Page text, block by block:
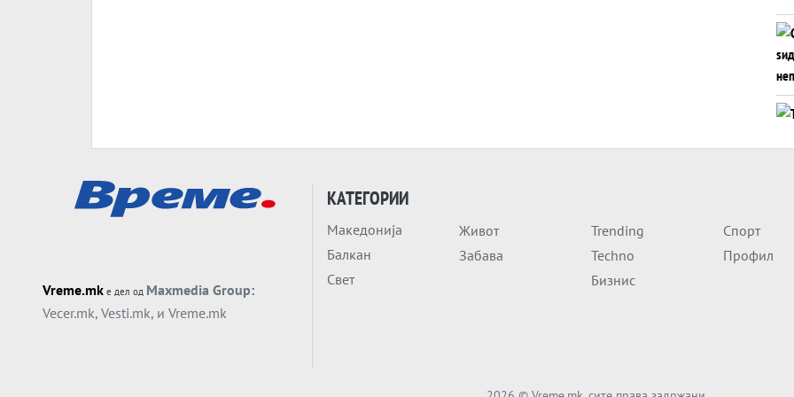
Vreme.mk е дел од Maxmedia Group:
Vecer.mk, Vesti.mk, и Vreme.mk
КАТЕГОРИИ
Македонија
Балкан
Свет
Живот
Забава
Trending
Techno
Бизнис
Спорт
Профил